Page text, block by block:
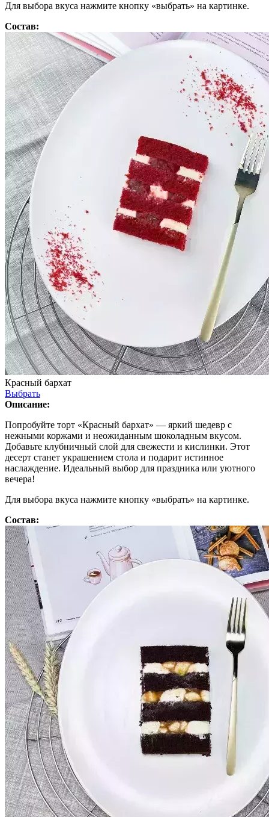
Для выбора вкуса нажмите кнопку «выбрать» на картинке.
Состав:
Красный бархат
Выбрать
Описание:
Попробуйте торт «Красный бархат» — яркий шедевр с
нежными коржами и неожиданным шоколадным вкусом.
Добавьте клубничный слой для свежести и кислинки. Этот
десерт станет украшением стола и подарит истинное
наслаждение. Идеальный выбор для праздника или уютного
вечера!
Для выбора вкуса нажмите кнопку «выбрать» на картинке.
Состав: